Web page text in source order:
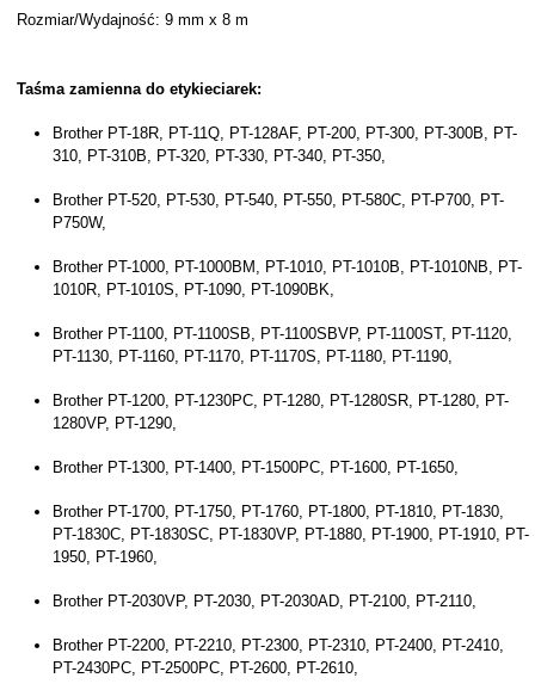
Rozmiar/Wydajność: 9 mm x 8 m
Taśma zamienna do etykieciarek:
Brother PT-18R, PT-11Q, PT-128AF, PT-200, PT-300, PT-300B, PT-
310, PT-310B, PT-320, PT-330, PT-340, PT-350,
Brother PT-520, PT-530, PT-540, PT-550, PT-580C, PT-P700, PT-
P750W,
Brother PT-1000, PT-1000BM, PT-1010, PT-1010B, PT-1010NB, PT-
1010R, PT-1010S, PT-1090, PT-1090BK,
Brother PT-1100, PT-1100SB, PT-1100SBVP, PT-1100ST, PT-1120,
PT-1130, PT-1160, PT-1170, PT-1170S, PT-1180, PT-1190,
Brother PT-1200, PT-1230PC, PT-1280, PT-1280SR, PT-1280, PT-
1280VP, PT-1290,
Brother PT-1300, PT-1400, PT-1500PC, PT-1600, PT-1650,
Brother PT-1700, PT-1750, PT-1760, PT-1800, PT-1810, PT-1830,
PT-1830C, PT-1830SC, PT-1830VP, PT-1880, PT-1900, PT-1910, PT-
1950, PT-1960,
Brother PT-2030VP, PT-2030, PT-2030AD, PT-2100, PT-2110,
Brother PT-2200, PT-2210, PT-2300, PT-2310, PT-2400, PT-2410,
PT-2430PC, PT-2500PC, PT-2600, PT-2610,